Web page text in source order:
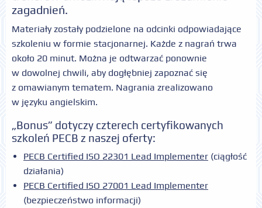
zagadnień.
Materiały zostały podzielone na odcinki odpowiadające
szkoleniu w formie stacjonarnej. Każde z nagrań trwa
około 20 minut. Można je odtwarzać ponownie
w dowolnej chwili, aby dogłębniej zapoznać się
z omawianym tematem. Nagrania zrealizowano
w języku angielskim.
„Bonus” dotyczy czterech certyfikowanych
szkoleń PECB z naszej oferty:
PECB Certified ISO 22301 Lead Implementer (ciągłość
działania)
PECB Certified ISO 27001 Lead Implementer
(bezpieczeństwo informacji)